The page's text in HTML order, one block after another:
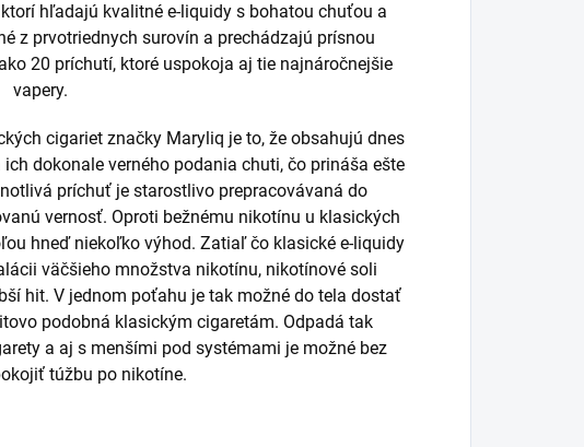
hľadajú kvalitné e-liquidy s bohatou chuťou a
z prvotriednych surovín a prechádzajú prísnou
20 príchutí, ktoré uspokoja aj tie najnáročnejšie
vapery.
cigariet značky Maryliq je to, že obsahujú dnes
dokonale verného podania chuti, čo prináša ešte
príchuť je starostlivo prepracovávaná do
vernosť. Oproti bežnému nikotínu u klasických
hneď niekoľko výhod. Zatiaľ čo klasické e-liquidy
väčšieho množstva nikotínu, nikotínové soli
hit. V jednom poťahu je tak možné do tela dostať
podobná klasickým cigaretám. Odpadá tak
a aj s menšími pod systémami je možné bez
túžbu po nikotíne.